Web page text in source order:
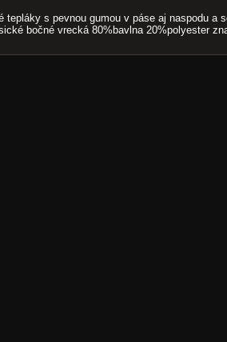
tepláky s pevnou gumou v páse aj naspodu a
bočné vrecká 80%bavlna 20%polyester